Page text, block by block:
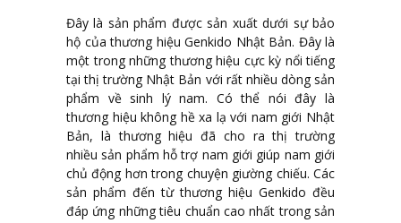
Đây là sản phẩm được sản xuất dưới sự bảo
hộ của thương hiệu Genkido Nhật Bản. Đây là
một trong những thương hiệu cực kỳ nổi tiếng
tại thị trường Nhật Bản với rất nhiều dòng sản
phẩm về sinh lý nam. Có thể nói đây là
thương hiệu không hề xa lạ với nam giới Nhật
Bản, là thương hiệu đã cho ra thị trường
nhiều sản phẩm hỗ trợ nam giới giúp nam giới
chủ động hơn trong chuyện giường chiếu. Các
sản phẩm đến từ thương hiệu Genkido đều
đáp ứng những tiêu chuẩn cao nhất trong sản